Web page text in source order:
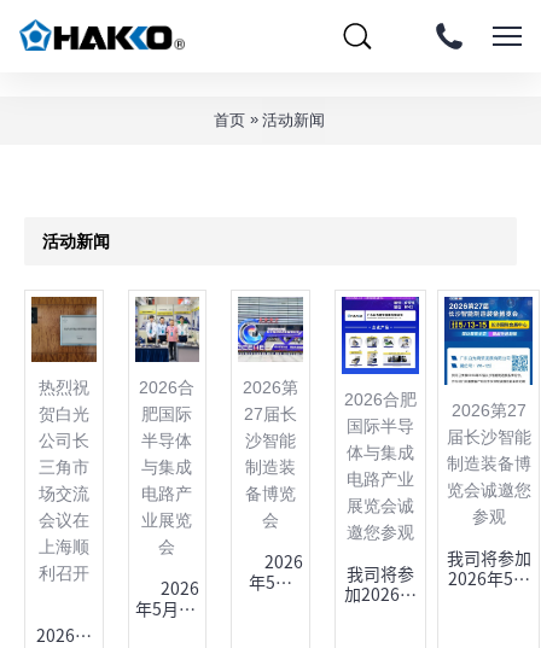
首页 »»
活动新闻
活动新闻
热烈祝
贺白光
公司长
三角市
场交流
会议在
上海顺
利召开
2026年
2026合
肥国际
半导体
与集成
电路产
业展览
会
2026
年5月22
2026第
27届长
沙智能
制造装
备博览
会
2026
年5月
2026合肥
国际半导
体与集成
电路产业
展览会诚
邀您参观
我司将参
加2026年
2026第27
届长沙智能
制造装备博
览会诚邀您
参观
我司将参加
2026年5月